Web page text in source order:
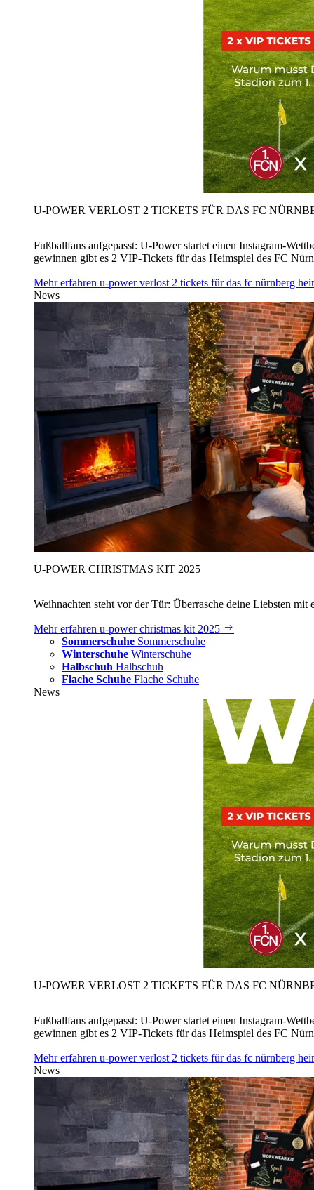
U‑POWER VERLOST 2 TICKETS FÜR DAS FC
Fußballfans aufgepasst: U‑Power startet einen Instagram-
gewinnen gibt es 2 VIP-Tickets für das Heimspiel des FC
Mehr erfahren u‑power verlost 2 tickets für das fc nürnberg
News
U‑POWER CHRISTMAS KIT 2025
Weihnachten steht vor der Tür: Überrasche deine Liebsten
Mehr erfahren u‑power christmas kit 2025
Sommerschuhe Sommerschuhe
Winterschuhe Winterschuhe
Halbschuh Halbschuh
Flache Schuhe Flache Schuhe
News
U‑POWER VERLOST 2 TICKETS FÜR DAS FC
Fußballfans aufgepasst: U‑Power startet einen Instagram-
gewinnen gibt es 2 VIP-Tickets für das Heimspiel des FC
Mehr erfahren u‑power verlost 2 tickets für das fc nürnberg
News